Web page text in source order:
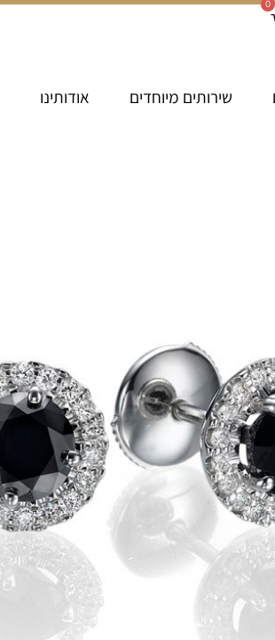
0
שירותים מיוחדים אודותינו